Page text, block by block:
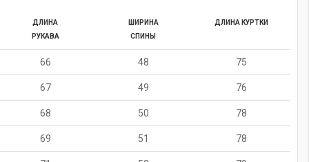
ДЛИНА
РУКАВА
ШИРИНА
СПИНЫ
ДЛИНА КУРТКИ
66 48 75
67 49 76
68 50 78
69 51 78